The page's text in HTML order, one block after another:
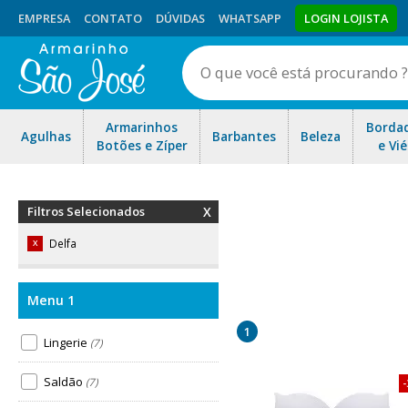
EMPRESA CONTATO DÚVIDAS WHATSAPP LOGIN LOJISTA
Agulhas
Armarinhos
Botões e Zíper
Barbantes Beleza
e
Filtros Selecionados
Delfa
X
Lingerie (7)
Saldão (7)
investir na fabricação e
1